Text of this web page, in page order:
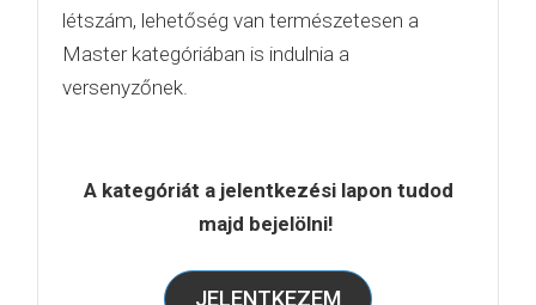
létszám, lehetőség van természetesen a
Master kategóriában is indulnia a
versenyzőnek.
A kategóriát a jelentkezési lapon tudod
majd bejelölni!
JELENTKEZEM